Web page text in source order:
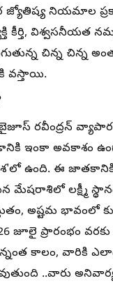
నియమాల
కీర్తి, విశ్వసనీయత
చిన్న చిన్న
వస్తాయి.
బైజూస్ రవీంద్రన్
ఇంకా అవకాశం
ఉంది. ఈ
మేషరాశిలో లక్ష్మీ
అష్టమ భావంలో
జూలై ప్రారంభం
కాలం, వారికి
..వారు